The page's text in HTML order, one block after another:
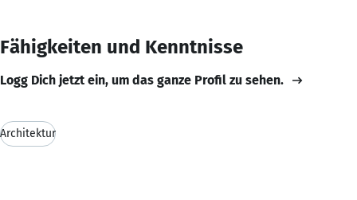
Fähigkeiten und Kenntnisse
Logg Dich jetzt ein, um das ganze Profil zu sehen.
Architektur